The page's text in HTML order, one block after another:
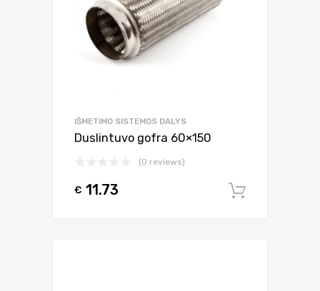
IŠMETIMO SISTEMOS DALYS
Duslintuvo gofra 60×150
(0 reviews)
€ 11.73